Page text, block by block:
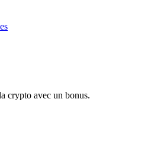
crypto avec un bonus.